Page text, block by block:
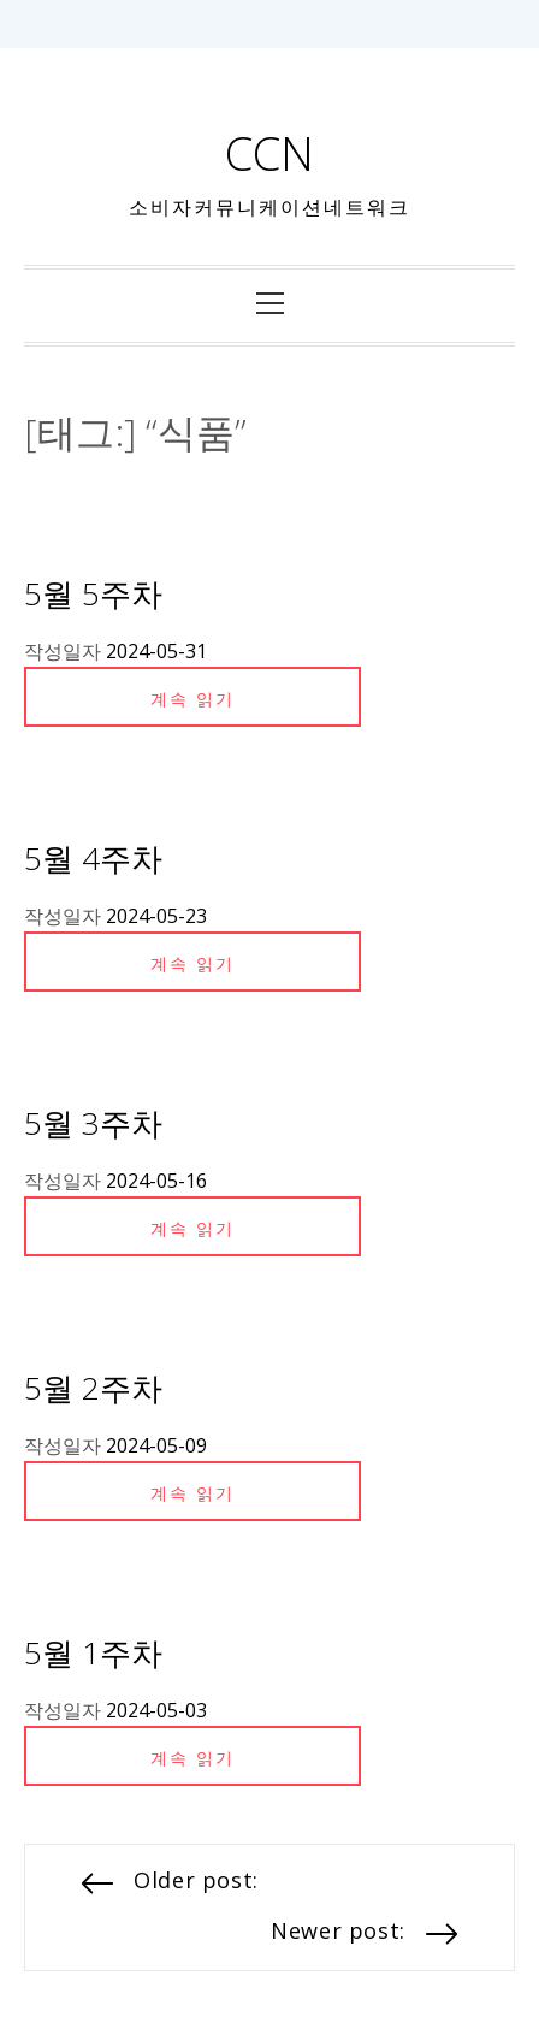
CCN
소비자커뮤니케이션네트워크
[태그:] “식품”
5월 5주차
작성일자 2024-05-31
계속 읽기
5월 4주차
작성일자 2024-05-23
계속 읽기
5월 3주차
작성일자 2024-05-16
계속 읽기
5월 2주차
작성일자 2024-05-09
계속 읽기
5월 1주차
작성일자 2024-05-03
계속 읽기
Older post:
Newer post: